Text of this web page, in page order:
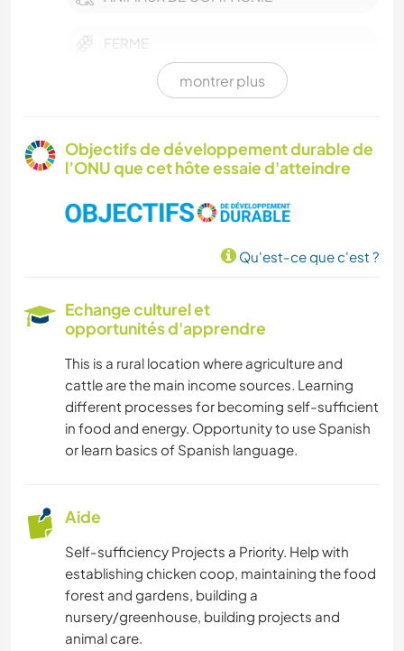
FERME
ÉCRITURE
MENUISERIE
ART ET DESIGN
ARCHITECTURE
NATURE
ACTIVITÉS EN PLEIN AIR
montrer plus
Objectifs de développement durable de
l’ONU que cet hôte essaie d'atteindre
Qu'est-ce que c'est ?
Echange culturel et
opportunités d'apprendre
This is a rural location where agriculture and
cattle are the main income sources. Learning
different processes for becoming self-sufficient
in food and energy. Opportunity to use Spanish
or learn basics of Spanish language.
Aide
Self-sufficiency Projects a Priority. Help with
establishing chicken coop, maintaining the food
forest and gardens, building a
nursery/greenhouse, building projects and
animal care.